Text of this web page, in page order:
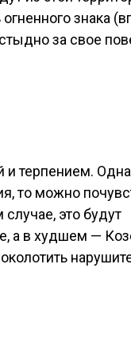
знака
за свое
терпением.
то можно
это будут
а в худшем —